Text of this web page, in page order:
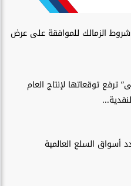
الزمالك للموافقة على عرض
ترفع توقعاتها لإنتاج العام
أسواق السلع العالمية